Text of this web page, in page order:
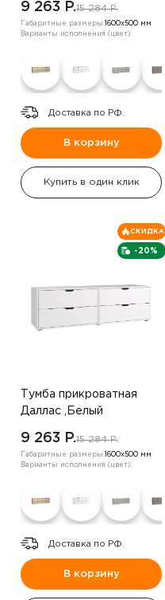
9 263 P.15 284 P.
Габаритные размеры: 1600х500 мм
Варианты исполнения (цвет):
Доставка по РФ.
В корзину
Купить в один клик
-20%
СКИДКА
Тумба прикроватная
Даллас ,Белый
9 263 P.15 284 P.
Габаритные размеры: 1600х500 мм
Варианты исполнения (цвет):
Доставка по РФ.
В корзину